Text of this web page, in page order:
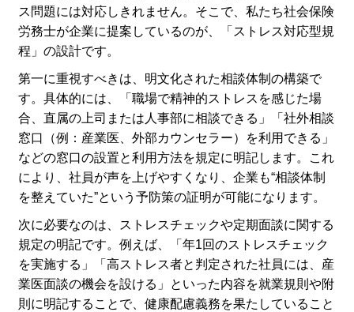
ス問題には対応しきれません。そこで、私たち社会保険
労務士が企業に提案しているのが、「ストレス対応型規
程」の設計です。
第一に重視すべきは、明文化された相談体制の構築で
す。具体的には、「職場で精神的ストレスを感じた場
合、直属の上司または人事部に相談できる」「社外相談
窓口（例：産業医、外部カウンセラー）を利用できる」
などの窓口の設置と利用方法を規定に明記します。これ
により、社員が声を上げやすくなり、企業も“相談体制
を整えていた”という予防策の証明が可能になります。
次に必要なのは、ストレスチェックや定期面談に関する
規定の明記です。例えば、「年1回のストレスチェック
を実施する」「高ストレス者と判定された社員には、産
業医面談の機会を設ける」といった内容を就業規則や附
則に明記することで、健康配慮義務を果たしていること